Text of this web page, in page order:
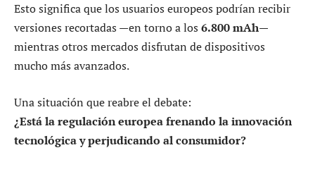
Esto significa que los usuarios europeos podrían recibir
versiones recortadas —en torno a los 6.800 mAh—
mientras otros mercados disfrutan de dispositivos
mucho más avanzados.
Una situación que reabre el debate:
¿Está la regulación europea frenando la innovación
tecnológica y perjudicando al consumidor?